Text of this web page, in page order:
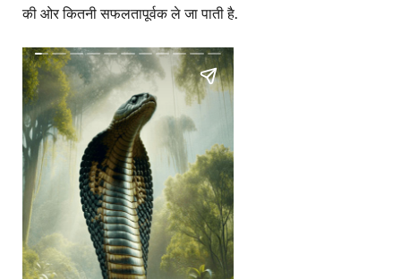
की ओर कितनी सफलतापूर्वक ले जा पाती है.